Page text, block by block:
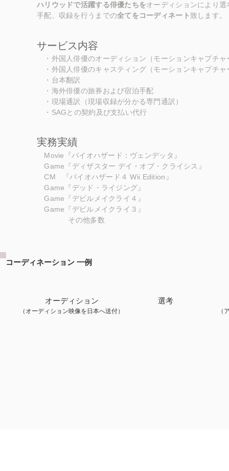
ハリウッドで活躍する俳優たちをオーディションにより
手配、収録を行うまでの全てをコーディネート致します。
・外国人俳優のオーディション（モーションキャプチ
・外国人俳優のキャスティング（モーションキャプチ
・台本翻訳
​ ・海外俳優の旅券および宿泊手配
・現場通訳（現場収録が分かる専門通訳）
・SAGとの契約及び支払い代行
Movie『バイオハザード：ヴェンデッタ』
Game『ディザスター デイ・オブ・クライシス』
CM 『バイオハザード４ Wii Edition』
Game『デッド・ライジング』
Game『デビルメイクライ４』
Game『デビルメイクライ３』
その他多数
サービス内容
実務実績
コーディネーション 一例
オーディション
（オーディション映像を日本へ送付）
​選考
（